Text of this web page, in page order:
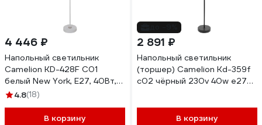
4 446 ₽
Напольный светильник
Camelion KD-428F С01
белый New York, E27, 40Вт,
230В, металл 13051
4.8(18)
В корзину
2 891 ₽
Напольный светильник
(торшер) Camelion Kd-359f
c02 чёрный 230v 40w e27
В корзину